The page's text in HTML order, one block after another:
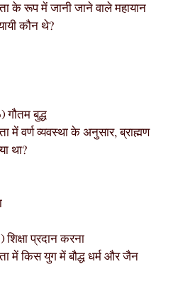
के रूप में जानी जाने वाले महायान
कौन थे?
बुद्ध
में वर्ण व्यवस्था के अनुसार, ब्राह्मण
था?
प्रदान करना
में किस युग में बौद्ध धर्म और जैन